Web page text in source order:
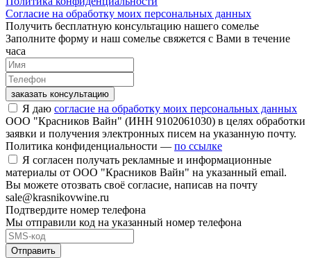
Согласие на обработку моих персональных данных
Получить бесплатную консультацию нашего сомелье
Заполните форму и наш сомелье свяжется с Вами в течение
часа
заказать консультацию
Я даю согласие на обработку моих персональных данных
ООО "Красников Вайн" (ИНН 9102061030) в целях обработки
заявки и получения электронных писем на указанную почту.
Политика конфиденциальности — по ссылке
Я согласен получать рекламные и информационные
материалы от ООО "Красников Вайн" на указанный email.
Вы можете отозвать своё согласие, написав на почту
sale@krasnikovwine.ru
Подтвердите номер телефона
Мы отправили код на указанный номер телефона
Отправить